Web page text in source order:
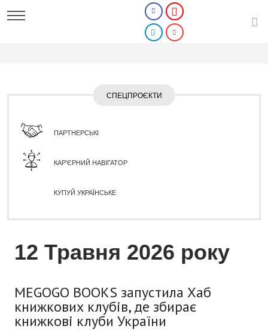
СПЕЦПРОЄКТИ
ПАРТНЕРСЬКІ
КАР'ЄРНИЙ НАВІГАТОР
КУПУЙ УКРАЇНСЬКЕ
12 Травня 2026 року
MEGOGO BOOKS запустила Хаб
книжкових клубів, де збирає
книжкові клуби України